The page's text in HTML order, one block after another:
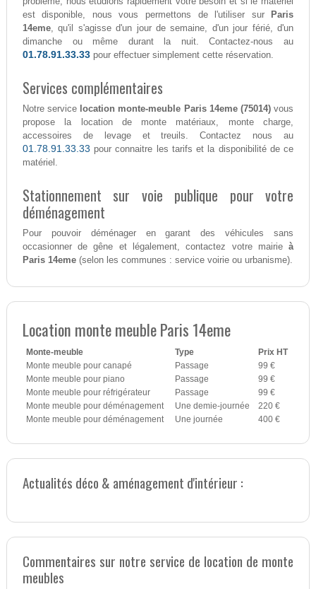
est disponible, nous vous permettons de l'utiliser sur
Paris
14eme, qu'il s'agisse d'un jour de semaine, d'un jour férié, d'un
dimanche ou même durant la nuit. Contactez-nous au
01.78.91.33.33 pour effectuer simplement cette réservation.
Services complémentaires
Notre service location monte-meuble Paris 14eme (75014)vous
propose la location de monte matériaux, monte charge,
accessoires de levage et treuils. Contactez nous au
01.78.91.33.33 pour connaitre les tarifs et la disponibilité de ce
matériel.
Stationnement sur voie publique pour votre
déménagement
Pour pouvoir déménager en garant des véhicules sans
occasionner de gêne et légalement, contactez votre mairieà
Paris 14eme(selon les communes : service voirie ou urbanisme).
Location monte meuble Paris 14eme
Monte-meuble Type
Prix HT
Monte meuble pour canapé
Passage
99 €
Monte meuble pour piano
Passage
99 €
Monte meuble pour réfrigérateur
Passage
99 €
Monte meuble pour déménagement
Une demie-journée
220 €
Monte meuble pour déménagement
Une journée 400 €
Actualités déco & aménagement d'intérieur :
Commentaires sur notre service de location de monte
meubles